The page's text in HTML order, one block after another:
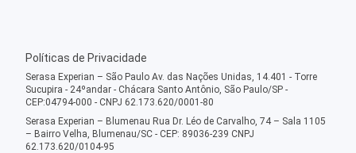
Políticas de Privacidade
Serasa Experian – São Paulo Av. das Nações Unidas, 14.401 - Torre
Sucupira - 24ºandar - Chácara Santo Antônio, São Paulo/SP -
CEP:04794-000 - CNPJ 62.173.620/0001-80
Serasa Experian – Blumenau Rua Dr. Léo de Carvalho, 74 – Sala 1105
– Bairro Velha, Blumenau/SC - CEP: 89036-239 CNPJ
62.173.620/0104-95